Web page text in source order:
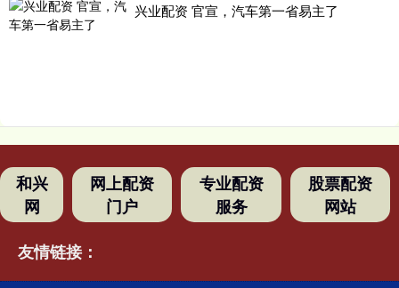
兴业配资 官宣，汽车第一省易主了
和兴
网
网上配资
门户
专业配资
服务
股票配资
网站
友情链接：